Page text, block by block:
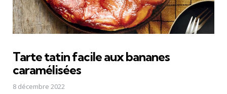
Tarte tatin facile aux bananes
caramélisées
8 décembre 2022